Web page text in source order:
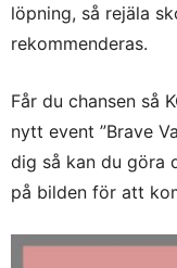
löpning, så rejäla
rekommenderas.
Får du chansen så
nytt event ”Brave
dig så kan du göra
på bilden för att